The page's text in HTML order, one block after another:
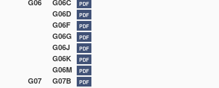
G06 G06C PDF
G06D PDF
G06F PDF
G06G PDF
G06J PDF
G06K PDF
G06M PDF
G07 G07B PDF